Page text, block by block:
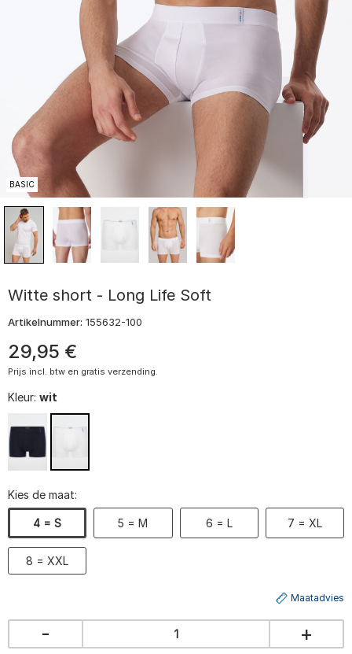
BASIC
Witte short - Long Life Soft
Artikelnummer: 155632-100
29,95 €
Prijs incl. btw en gratis verzending.
Kleur: wit
Kies de maat:
4 = S 5 = M 6 = L 7 = XL
8 = XXL
Maatadvies
- +